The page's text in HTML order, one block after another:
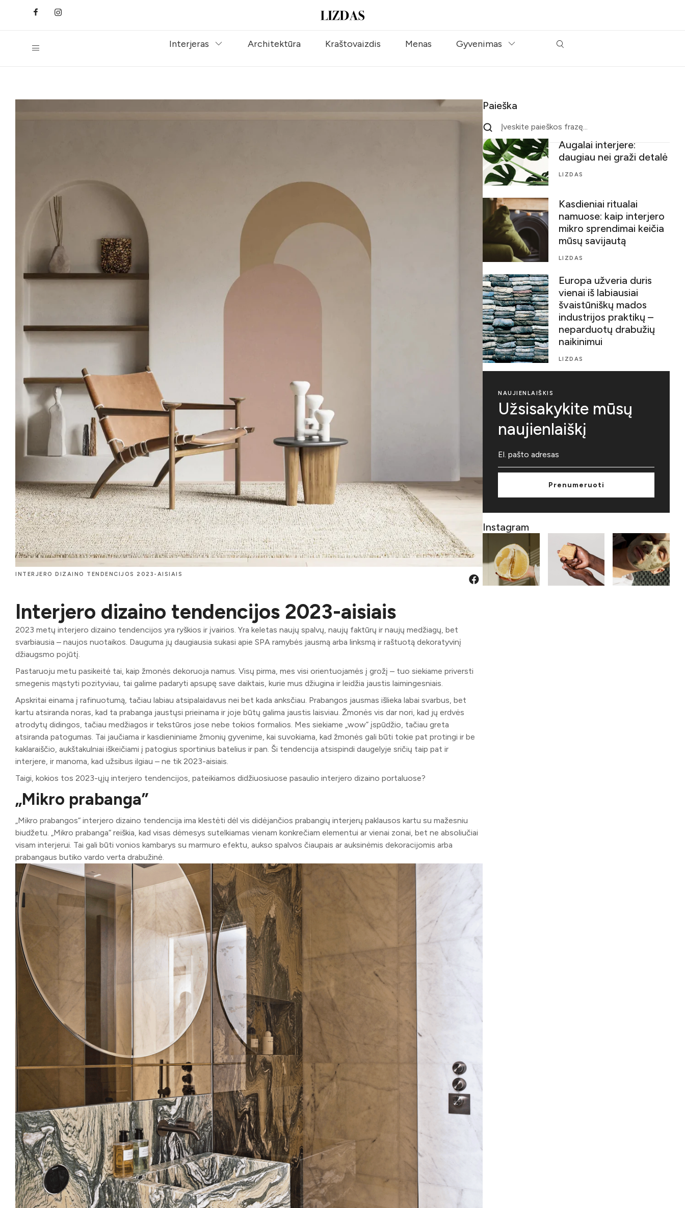
Interjeras Architektūra Kraštovaizdis Menas Gyvenimas
INTERJERO DIZAINO TENDENCIJOS 2023-AISIAIS
Interjero dizaino tendencijos 2023-aisiais
2023 metų interjero dizaino tendencijos yra ryškios ir įvairios. Yra keletas naujų spalvų, naujų faktūrų ir naujų medžiagų, bet
svarbiausia – naujos nuotaikos. Dauguma jų daugiausia sukasi apie SPA ramybės jausmą arba linksmą ir raštuotą dekoratyvinį
džiaugsmo pojūtį.
Pastaruoju metu pasikeitė tai, kaip žmonės dekoruoja namus. Visų pirma, mes visi orientuojamės į grožį – tuo siekiame priversti
smegenis mąstyti pozityviau, tai galime padaryti apsupę save daiktais, kurie mus džiugina ir leidžia jaustis laimingesniais.
Apskritai einama į rafinuotumą, tačiau labiau atsipalaidavus nei bet kada anksčiau. Prabangos jausmas išlieka labai svarbus, bet
kartu atsiranda noras, kad ta prabanga jaustųsi prieinama ir joje būtų galima jaustis laisviau. Žmonės vis dar nori, kad jų erdvės
atrodytų didingos, tačiau medžiagos ir tekstūros jose nebe tokios formalios. Mes siekiame „wow” įspūdžio, tačiau greta
atsiranda patogumas. Tai jaučiama ir kasdieniniame žmonių gyvenime, kai suvokiama, kad žmonės gali būti tokie pat protingi ir be
kaklaraiščio, aukštakulniai iškeičiami į patogius sportinius batelius ir pan. Ši tendencija atsispindi daugelyje sričių taip pat ir
interjere, ir manoma, kad užsibus ilgiau – ne tik 2023-aisiais.
Taigi, kokios tos 2023-ųjų interjero tendencijos, pateikiamos didžiuosiuose pasaulio interjero dizaino portaluose?
„Mikro prabanga”
„Mikro prabangos“ interjero dizaino tendencija ima klestėti dėl vis didėjančios prabangių interjerų paklausos kartu su mažesniu
biudžetu. „Mikro prabanga“ reiškia, kad visas dėmesys sutelkiamas vienam konkrečiam elementui ar vienai zonai, bet ne absoliučiai
visam interjerui. Tai gali būti vonios kambarys su marmuro efektu, aukso spalvos čiaupais ar auksinėmis dekoracijomis arba
prabangaus butiko vardo verta drabužinė.
Paieška
Augalai interjere:
daugiau nei graži detalė
LIZDAS
Kasdieniai ritualai
namuose: kaip interjero
mikro sprendimai keičia
mūsų savijautą
LIZDAS
Europa užveria duris
vienai iš labiausiai
švaistūniškų mados
industrijos praktikų –
neparduotų drabužių
naikinimui
LIZDAS
NAUJIENLAIŠKIS
Užsisakykite mūsų
naujienlaiškį
Prenumeruoti
Instagram